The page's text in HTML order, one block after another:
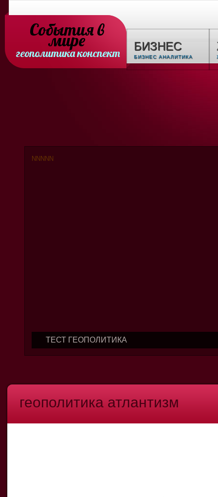
События в
мире
геополитика конспект
БИЗНЕС
БИЗНЕС АНАЛИТИКА
N N N N N
ТЕСТ ГЕОПОЛИТИКА
геополитика атлантизм